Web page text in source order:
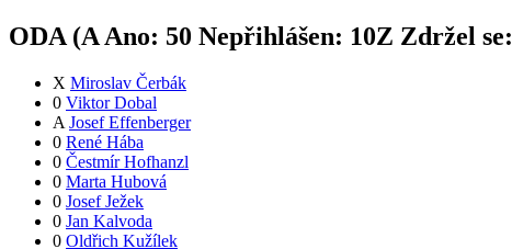
ODA (A Ano: 50 Nepřihlášen: 10Z Zdržel se:
X Miroslav Čerbák
0 Viktor Dobal
A Josef Effenberger
0 René Hába
0 Čestmír Hofhanzl
0 Marta Hubová
0 Josef Ježek
0 Jan Kalvoda
0 Oldřich Kužílek